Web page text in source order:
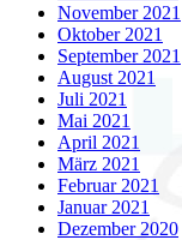
November 2021
Oktober 2021
September 2021
August 2021
Juli 2021
Mai 2021
April 2021
März 2021
Februar 2021
Januar 2021
Dezember 2020